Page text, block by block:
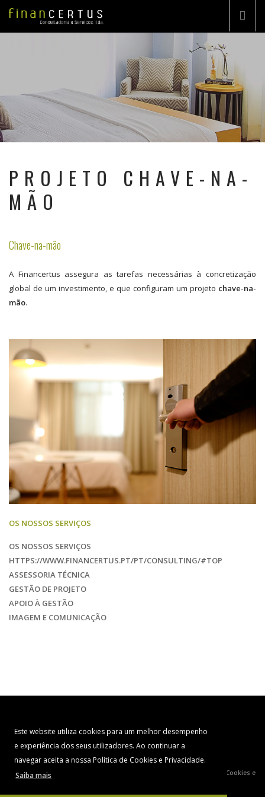
Este website utiliza cookies para um melhor desempenho
e experiência dos seus utilizadores. Ao continuar a
navegar aceita a nossa Política de Cookies e Privacidade.
Saiba mais
PROJETO CHAVE-NA-MÃO
DESTAQUES
CONTACTOS
PROJETO CHAVE-NA-
MÃO
Chave-na-mão
A Financertus assegura as tarefas necessárias à concretização
global de um investimento, e que configuram um projeto chave-na-
mão.
OS NOSSOS SERVIÇOS
OS NOSSOS SERVIÇOS
HTTPS://WWW.FINANCERTUS.PT/PT/CONSULTING/#TOP
ASSESSORIA TÉCNICA
GESTÃO DE PROJETO
APOIO À GESTÃO
IMAGEM E COMUNICAÇÃO
© COPYRIGHT 2026. DEVELOPED BY
Política de Cookies e